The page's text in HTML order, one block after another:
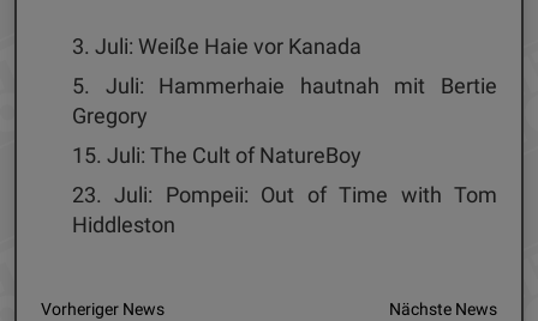
3. Juli: Weiße Haie vor Kanada
5. Juli: Hammerhaie hautnah mit Bertie
Gregory
15. Juli: The Cult of NatureBoy
23. Juli: Pompeii: Out of Time with Tom
Hiddleston
Vorheriger News Nächste News